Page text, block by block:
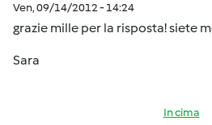
Ven, 09/14/2012 - 14:24
grazie mille per la risposta! siete
Sara
In cima